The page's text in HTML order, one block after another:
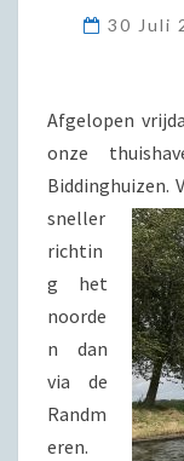
30 Juli
Afgelopen
onze
Biddinghuizen.
sneller
richtin
g het
noorde
n dan
via de
Randm
eren.